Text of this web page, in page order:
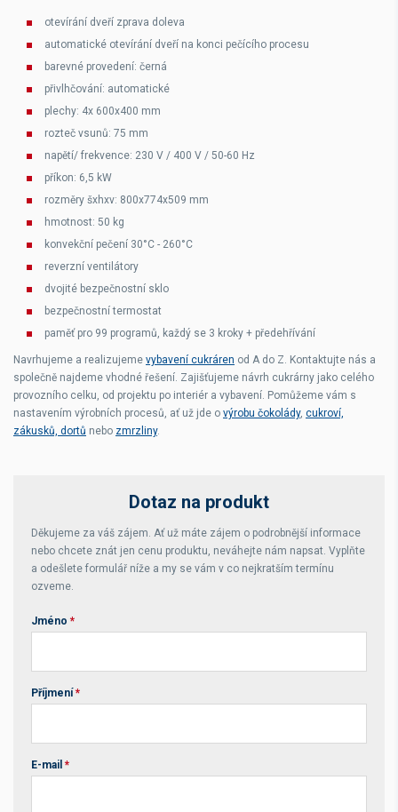
otevírání dveří zprava doleva
automatické otevírání dveří na konci pečícího procesu
barevné provedení: černá
přivlhčování: automatické
plechy: 4x 600x400 mm
rozteč vsunů: 75 mm
napětí/ frekvence: 230 V / 400 V / 50-60 Hz
příkon: 6,5 kW
rozměry šxhxv: 800x774x509 mm
hmotnost: 50 kg
konvekční pečení 30°C - 260°C
reverzní ventilátory
dvojité bezpečnostní sklo
bezpečnostní termostat
paměť pro 99 programů, každý se 3 kroky + předehřívání
Navrhujeme a realizujeme vybavení cukráren od A do Z. Kontaktujte nás a
společně najdeme vhodné řešení. Zajišťujeme návrh cukrárny jako celého
provozního celku, od projektu po interiér a vybavení. Pomůžeme vám s
nastavením výrobních procesů, ať už jde o výrobu čokolády, cukroví,
zákusků, dortů nebo zmrzliny.
Dotaz na produkt
Děkujeme za váš zájem. Ať už máte zájem o podrobnější informace
nebo chcete znát jen cenu produktu, neváhejte nám napsat. Vyplňte
a odešlete formulář níže a my se vám v co nejkratším termínu
ozveme.
Jméno *
Příjmení *
E-mail *